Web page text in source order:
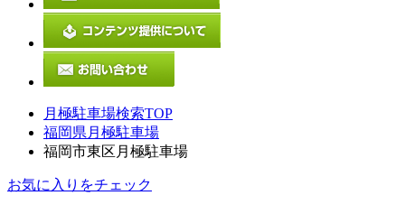
月極駐車場検索TOP
福岡県月極駐車場
福岡市東区月極駐車場
お気に入りをチェック